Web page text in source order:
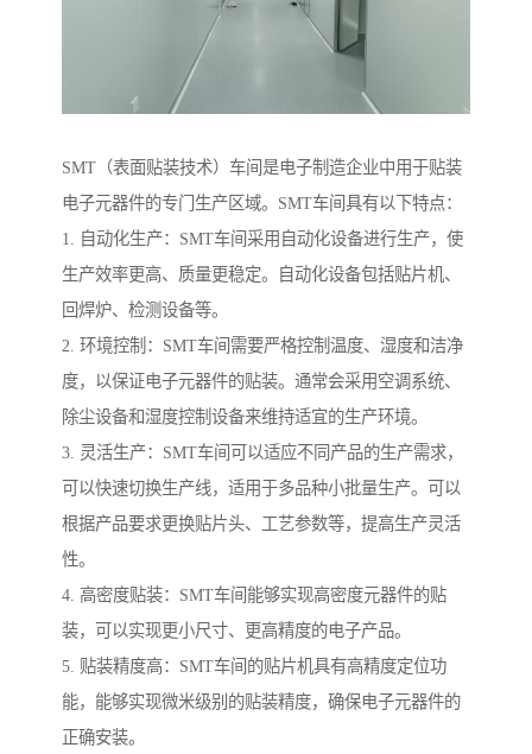
SMT（表面贴装技术）车间是电子制造企业中用于贴装
电子元器件的专门生产区域。SMT车间具有以下特点：
1. 自动化生产：SMT车间采用自动化设备进行生产，使
生产效率更高、质量更稳定。自动化设备包括贴片机、
回焊炉、检测设备等。
2. 环境控制：SMT车间需要严格控制温度、湿度和洁净
度，以保证电子元器件的贴装。通常会采用空调系统、
除尘设备和湿度控制设备来维持适宜的生产环境。
3. 灵活生产：SMT车间可以适应不同产品的生产需求，
可以快速切换生产线，适用于多品种小批量生产。可以
根据产品要求更换贴片头、工艺参数等，提高生产灵活
性。
4. 高密度贴装：SMT车间能够实现高密度元器件的贴
装，可以实现更小尺寸、更高精度的电子产品。
5. 贴装精度高：SMT车间的贴片机具有高精度定位功
能，能够实现微米级别的贴装精度，确保电子元器件的
正确安装。